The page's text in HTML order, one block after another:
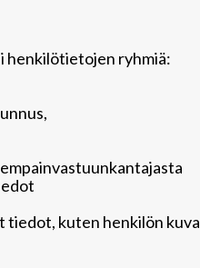
henkilötietojen ryhmiä:
tiedot, kuten henkilön kuva